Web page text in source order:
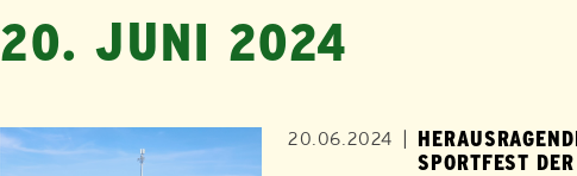
20. JUNI 2024
20.06.2024 |
SPORTFEST